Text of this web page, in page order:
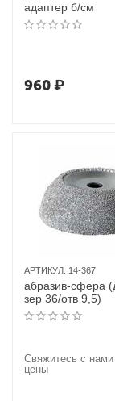
адаптер б/см
960₽
АРТИКУЛ: 14-367
абразив-сфера
зер 36/отв 9,5)
Свяжитесь с нами
цены